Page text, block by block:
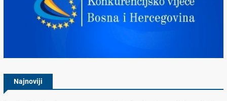
Najnoviji